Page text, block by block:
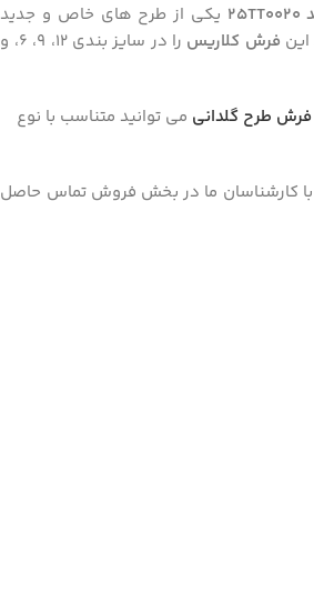
یکی از طرح های خاص و جدید
فرش کلاریس
را در سایز بندی 12، 9، 6، و
فرش طرح گلدانی می توانید متناسب با نوع
با کارشناسان ما در بخش فروش تماس حاصل